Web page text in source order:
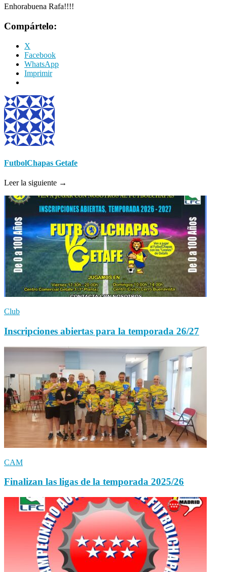
Enhorabuena Rafa!!!!
Compártelo:
X
Facebook
WhatsApp
Imprimir
FutbolChapas Getafe
Leer la siguiente →
Club
Inscripciones abiertas para la temporada 26/27
CAM
Finalizan las ligas de la temporada 2025/26